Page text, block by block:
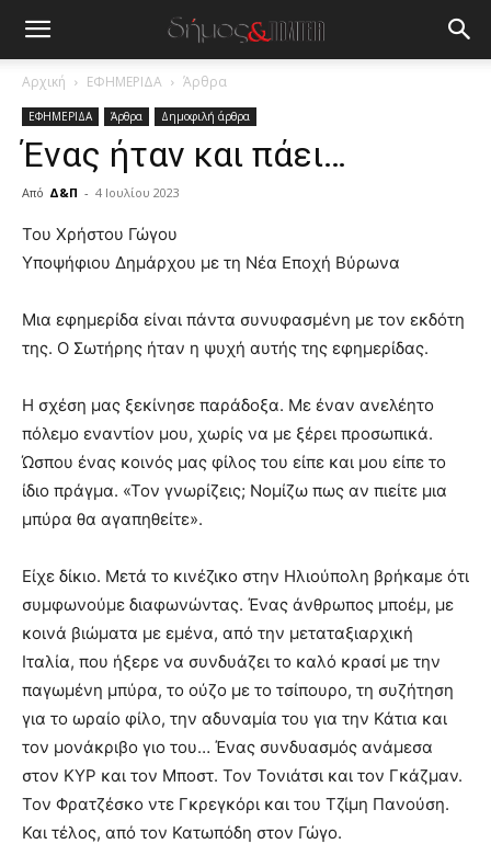
Αρχική ΕΦΗΜΕΡΙΔΑ Άρθρα
ΕΦΗΜΕΡΙΔΑ Άρθρα Δημοφιλή άρθρα
Ένας ήταν και πάει…
Από Δ&Π - 4 Ιουλίου 2023
blonde
lesbians
cam
show.desi
lyons
teaches
you
the
meaning
of
pornhun
hd
Του Χρήστου Γώγου
Υποψήφιου Δημάρχου με τη Νέα Εποχή Βύρωνα
Μια εφημερίδα είναι πάντα συνυφασμένη με τον εκδότη
της. Ο Σωτήρης ήταν η ψυχή αυτής της εφημερίδας.
Η σχέση μας ξεκίνησε παράδοξα. Με έναν ανελέητο
πόλεμο εναντίον μου, χωρίς να με ξέρει προσωπικά.
Ώσπου ένας κοινός μας φίλος του είπε και μου είπε το
ίδιο πράγμα. «Τον γνωρίζεις; Νομίζω πως αν πιείτε μια
μπύρα θα αγαπηθείτε».
Είχε δίκιο. Μετά το κινέζικο στην Ηλιούπολη βρήκαμε ότι
συμφωνούμε διαφωνώντας. Ένας άνθρωπος μποέμ, με
κοινά βιώματα με εμένα, από την μεταταξιαρχική
Ιταλία, που ήξερε να συνδυάζει το καλό κρασί με την
παγωμένη μπύρα, το ούζο με το τσίπουρο, τη συζήτηση
για το ωραίο φίλο, την αδυναμία του για την Κάτια και
τον μονάκριβο γιο του… Ένας συνδυασμός ανάμεσα
στον ΚΥΡ και τον Μποστ. Τον Τονιάτσι και τον Γκάζμαν.
Τον Φρατζέσκο ντε Γκρεγκόρι και του Τζίμη Πανούση.
Και τέλος, από τον Κατωπόδη στον Γώγο.